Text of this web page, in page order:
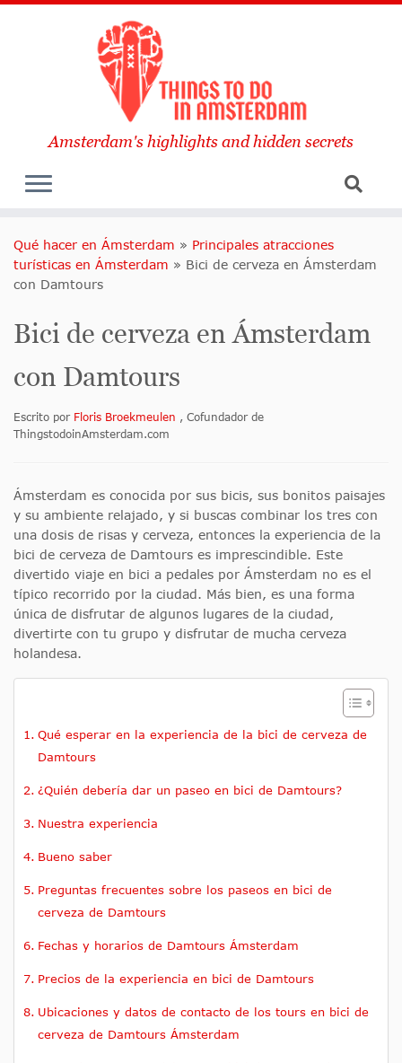
Amsterdam's highlights and hidden secrets
Qué hacer en Ámsterdam » Principales atracciones
turísticas en Ámsterdam » Bici de cerveza en Ámsterdam
con Damtours
Bici de cerveza en Ámsterdam
con Damtours
Escrito por Floris Broekmeulen , Cofundador de
ThingstodoinAmsterdam.com
Ámsterdam es conocida por sus bicis, sus bonitos paisajes
y su ambiente relajado, y si buscas combinar los tres con
una dosis de risas y cerveza, entonces la experiencia de la
bici de cerveza de Damtours es imprescindible. Este
divertido viaje en bici a pedales por Ámsterdam no es el
típico recorrido por la ciudad. Más bien, es una forma
única de disfrutar de algunos lugares de la ciudad,
divertirte con tu grupo y disfrutar de mucha cerveza
holandesa.
Qué esperar en la experiencia de la bici de cerveza de
Damtours
¿Quién debería dar un paseo en bici de Damtours?
Nuestra experiencia
Bueno saber
Preguntas frecuentes sobre los paseos en bici de
cerveza de Damtours
Fechas y horarios de Damtours Ámsterdam
Precios de la experiencia en bici de Damtours
Ubicaciones y datos de contacto de los tours en bici de
cerveza de Damtours Ámsterdam